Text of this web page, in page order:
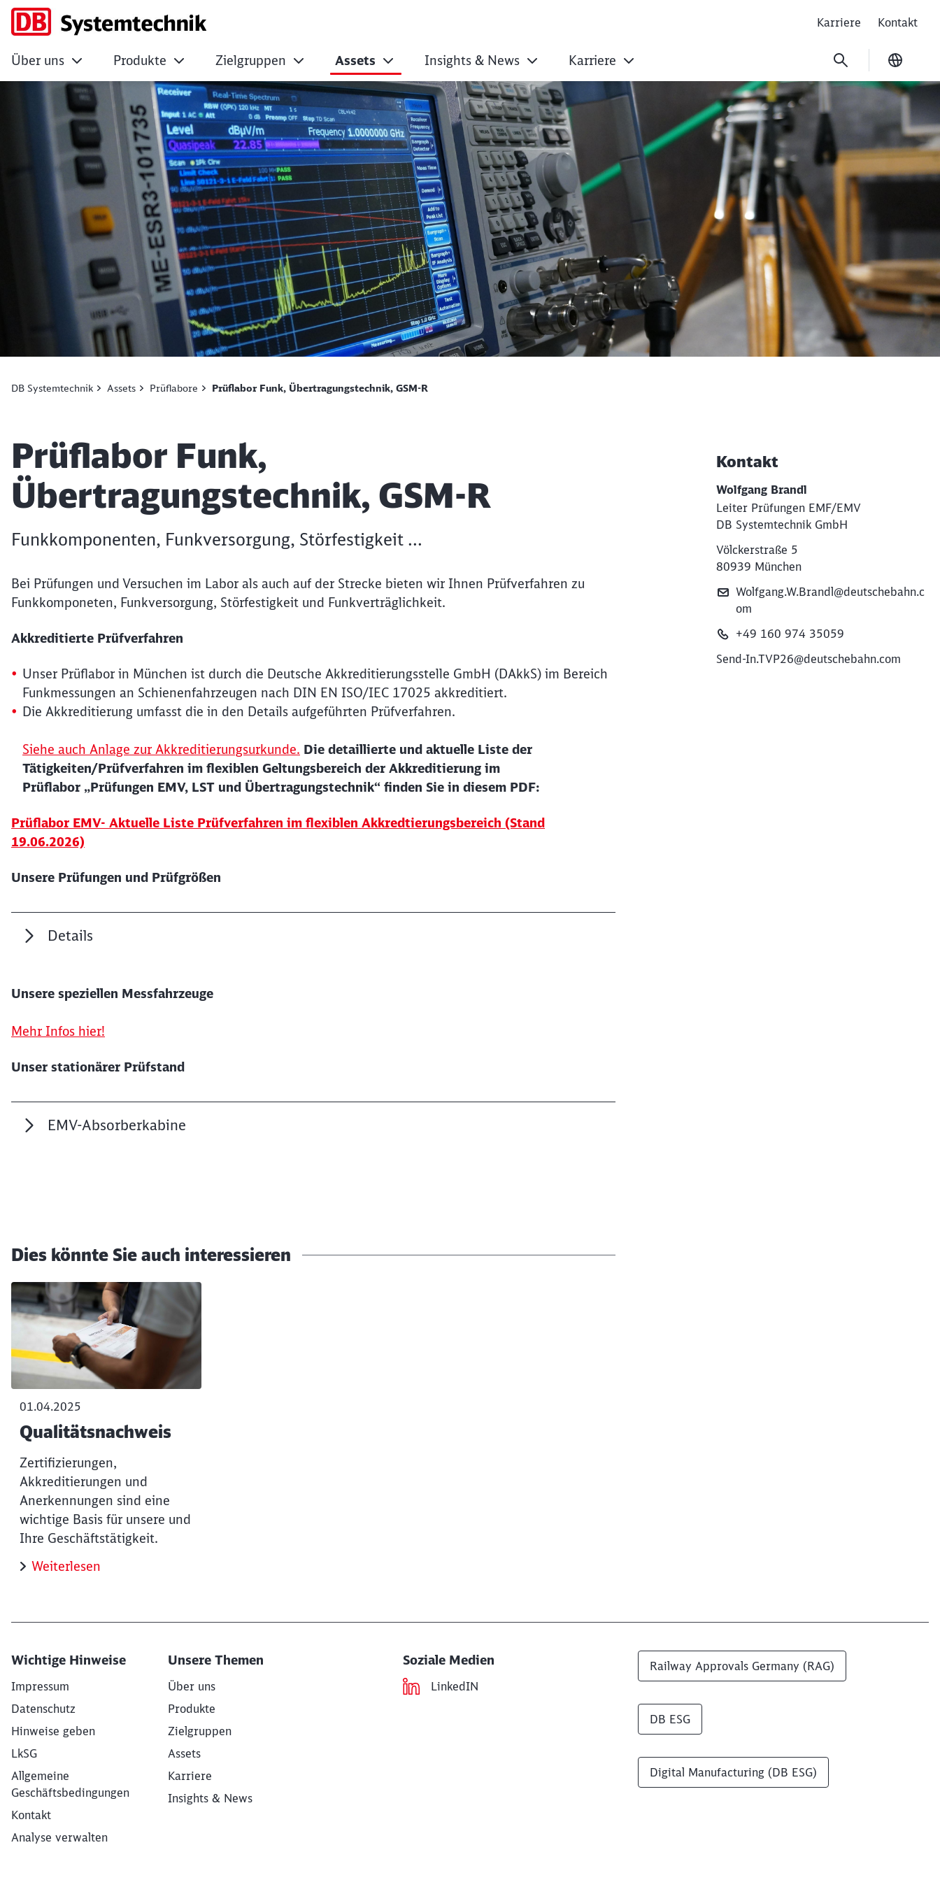
Prüflabor Funk, Übertragungstechnik, GSM-R
Karriere Kontakt
Über uns Produkte Zielgruppen Assets Insights & News Karriere
DB Systemtechnik Assets Prüflabore Prüflabor Funk, Übertragungstechnik, GSM-R
Artikel:
Prüflabor Funk,
Übertragungstechnik, GSM-R
Funkkomponenten, Funkversorgung, Störfestigkeit ...
Bei Prüfungen und Versuchen im Labor als auch auf der Strecke bieten wir Ihnen Prüfverfahren zu
Funkkomponeten, Funkversorgung, Störfestigkeit und Funkverträglichkeit.
Akkreditierte Prüfverfahren
Unser Prüflabor in München ist durch die Deutsche Akkreditierungsstelle GmbH (DAkkS) im Bereich
Funkmessungen an Schienenfahrzeugen nach DIN EN ISO/IEC 17025 akkreditiert.
Die Akkreditierung umfasst die in den Details aufgeführten Prüfverfahren.
Siehe auch Anlage zur Akkreditierungsurkunde. Die detaillierte und aktuelle Liste der
Tätigkeiten/Prüfverfahren im flexiblen Geltungsbereich der Akkreditierung im
Prüflabor „Prüfungen EMV, LST und Übertragungstechnik“ finden Sie in diesem PDF:
Prüflabor EMV- Aktuelle Liste Prüfverfahren im flexiblen Akkredtierungsbereich (Stand
19.06.2026)
Unsere Prüfungen und Prüfgrößen
Details
Unsere speziellen Messfahrzeuge
Mehr Infos hier!
Unser stationärer Prüfstand
EMV-Absorberkabine
Dies könnte Sie auch interessieren
01.04.2025
Qualitätsnachweis
Zertifizierungen,
Akkreditierungen und
Anerkennungen sind eine
wichtige Basis für unsere und
Ihre Geschäftstätigkeit.
Weiterlesen
Weiterführende
Kontakt
Wolfgang Brandl
Leiter Prüfungen EMF/EMV
DB Systemtechnik GmbH
Völckerstraße 5
80939 München
Wolfgang.W.Brandl@deutschebahn.c
om
+49 160 974 35059
Send-In.TVP26@deutschebahn.com
Wichtige Hinweise
Impressum
Datenschutz
Hinweise geben
LkSG
Allgemeine
Geschäftsbedingungen
Kontakt
Analyse verwalten
Unsere Themen
Über uns
Produkte
Zielgruppen
Assets
Karriere
Insights & News
Soziale Medien
LinkedIN
Railway Approvals Germany (RAG)
DB ESG
Digital Manufacturing (DB ESG)